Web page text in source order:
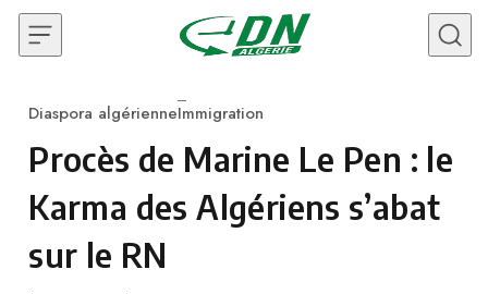
Skip to content
Category
Diaspora algérienneImmigration
Procès de Marine Le Pen : le
Karma des Algériens s’abat
sur le RN